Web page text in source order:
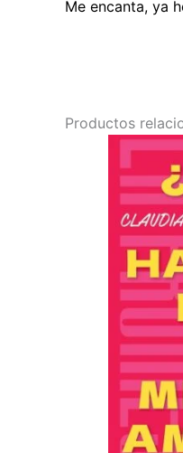
Me encanta, ya
Productos